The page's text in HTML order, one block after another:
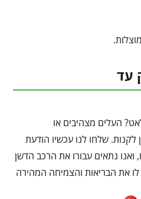
עד
העלים מצהיבים או
שלחו לנו עכשיו הודעת
נתאים עבורו את הרכב הדשן
לו את הבריאות והצמיחה המהירה